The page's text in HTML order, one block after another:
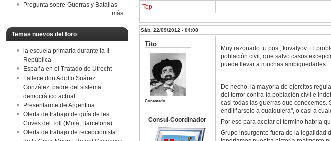
Pregunta sobre Guerras y Batallas
más
Temas nuevos del foro
la escuela primaria durante la II
República
España en el Tratado de Utrecht
Fallece don Adolfo Suárez
González, padre del sistema
democrático actual
Presentarme de Argentina
Oferta de trabajo de guía de les
Coves del Toll (Moià, Barcelona)
Oferta de trabajo de recepcionista
Top
Sáb, 22/09/2012 - 04:08
Tito
Conectado
Consul-Coordinador
Muy razonado tu post, kovalyov. El
población civil, que salvo casos
puede llevar a muchas ambigüedades.
De hecho, la mayoría de ejércitos
del terror contra la población civil e
casi todas las guerras que
endilñarselo a cualquiera", o casi a
Por eso para acotar el término habría
Grupo insurgente fuera de la legalidad